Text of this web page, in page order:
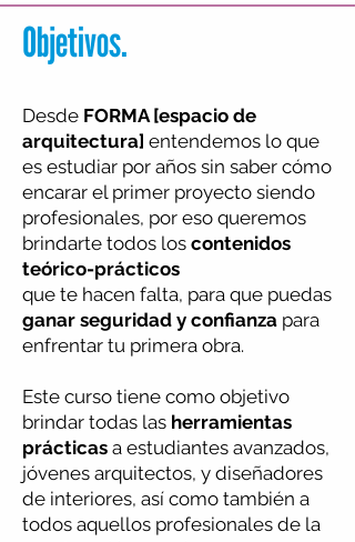
Objetivos.
Desde FORMA [espacio de
arquitectura] entendemos lo que
es estudiar por años sin saber cómo
encarar el primer proyecto siendo
profesionales, por eso queremos
brindarte todos los contenidos
teórico-prácticos
que te hacen falta, para que puedas
ganar seguridad y confianza para
enfrentar tu primera obra.
Este curso tiene como objetivo
brindar todas las herramientas
prácticas a estudiantes avanzados,
jóvenes arquitectos, y diseñadores
de interiores, así como también a
todos aquellos profesionales de la